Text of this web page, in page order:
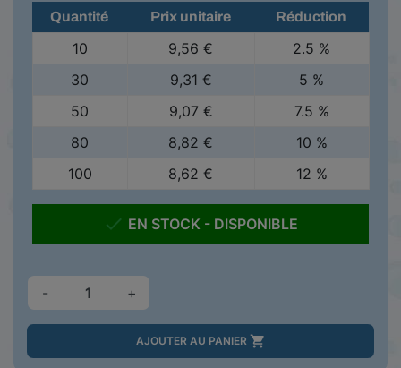
Quantité Prix unitaire Réduction
10 9,56 €
2.5 %
30
9,31 €
5 %
50
9,07 €
7.5 %
80
8,82 €
10 %
100
8,62 € 12 %
 EN STOCK - DISPONIBLE
- +
AJOUTER AU PANIER 